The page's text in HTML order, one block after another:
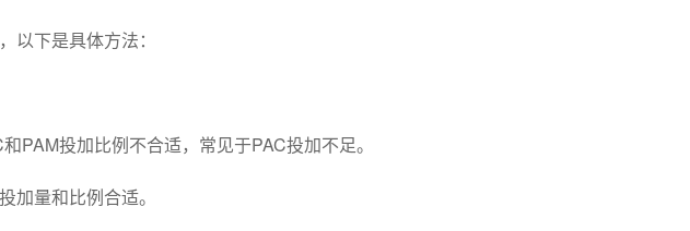
下是具体方法：
PAM投加比例不合适，常见于PAC投加不足。
加量和比例合适。